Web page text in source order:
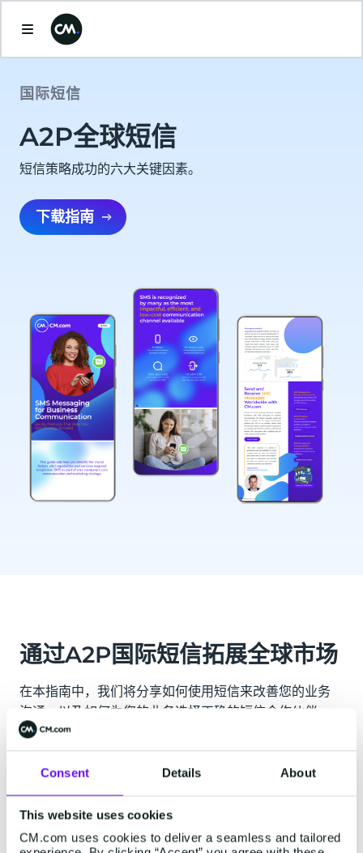
Consent Details About
This website uses cookies
CM.com uses cookies to deliver a seamless and tailored
国际短信
A2P全球短信
短信策略成功的六大关键因素。
下载指南
通过A2P国际短信拓展全球市场
在本指南中，我们将分享如何使用短信来改善您的业务
沟通，以及如何为您的业务选择正确的短信合作伙伴。
在指南中您可以了解到：
• 短信应用场景：验证、通知、营销